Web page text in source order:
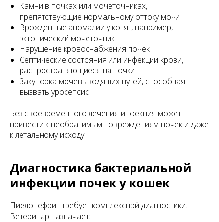
Камни в почках или мочеточниках,
препятствующие нормальному оттоку мочи
Врожденные аномалии у котят, например,
эктопический мочеточник
Нарушение кровоснабжения почек
Септические состояния или инфекции крови,
распространяющиеся на почки
Закупорка мочевыводящих путей, способная
вызвать уросепсис
Без своевременного лечения инфекция может
привести к необратимым повреждениям почек и даже
к летальному исходу.
Диагностика бактериальной
инфекции почек у кошек
Пиелонефрит требует комплексной диагностики.
Ветеринар назначает: